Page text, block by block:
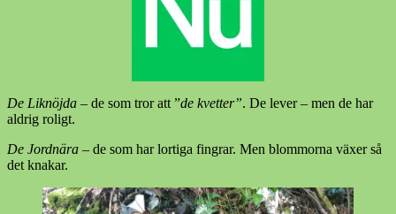
De Liknöjda – de som tror att ”de kvetter”. De lever – men de har
aldrig roligt.
De Jordnära – de som har lortiga fingrar. Men blommorna växer så
det knakar.